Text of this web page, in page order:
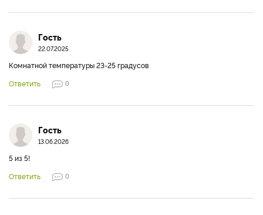
Гость
22.07.2025
Комнатной температуры 23-25 градусов
Ответить
0
Гость
13.06.2026
5 из 5!
Ответить
0